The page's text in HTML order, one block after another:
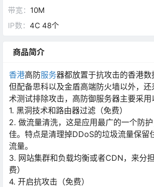
带宽： 10M
IP数： 4C 48个
商品简介
香港高防服务器都放置于抗攻击的香港
但配备思科以及金盾高端防火墙以外，
术测试排除攻击，高防御服务器主要采用
1. 黑洞技术和路由器过滤（免费）
2. 做流量清洗，这是应用最广的一个防
佳。特点是清理掉DDoS的垃圾流量保留
流量。
3. 网站集群和负载均衡或者CDN，来分
费）
4. 开启抗攻击（免费）